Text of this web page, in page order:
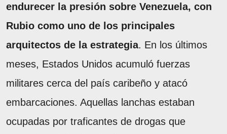
endurecer la presión sobre Venezuela, con
Rubio como uno de los principales
arquitectos de la estrategia. En los últimos
meses, Estados Unidos acumuló fuerzas
militares cerca del país caribeño y atacó
embarcaciones. Aquellas lanchas estaban
ocupadas por traficantes de drogas que